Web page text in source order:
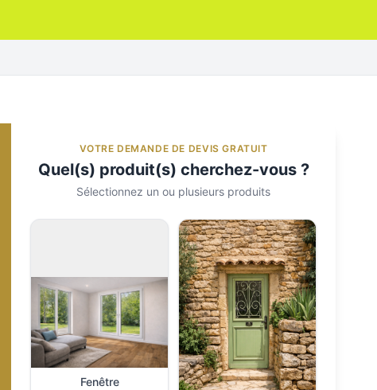
VOTRE DEMANDE DE DEVIS GRATUIT
Quel(s) produit(s) cherchez-vous ?
Sélectionnez un ou plusieurs produits
Fenêtre